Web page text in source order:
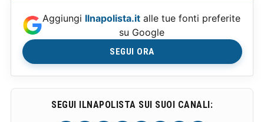
Aggiungi Ilnapolista.it alle tue fonti preferite
su Google
SEGUI ORA
SEGUI ILNAPOLISTA SUI SUOI CANALI: